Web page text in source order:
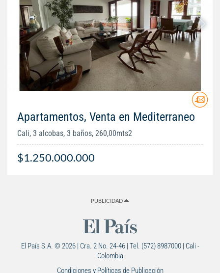
Apartamentos, Venta en Mediterraneo
Cali, 3 alcobas, 3 baños, 260,00mts2
$1.250.000.000
PUBLICIDAD
El País S.A. © 2026 | Cra. 2 No. 24-46 | Tel. (572) 8987000 | Cali -
Colombia
Condiciones y Políticas de Publicación